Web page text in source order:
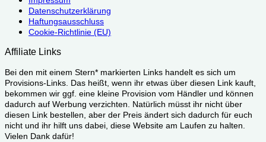
Datenschutzerklärung
Haftungsausschluss
Cookie-Richtlinie (EU)
Affiliate Links
Bei den mit einem Stern* markierten Links handelt es sich um
Provisions-Links. Das heißt, wenn ihr etwas über diesen Link kauft,
bekommen wir ggf. eine kleine Provision vom Händler und können
dadurch auf Werbung verzichten. Natürlich müsst ihr nicht über
diesen Link bestellen, aber der Preis ändert sich dadurch für euch
nicht und ihr hilft uns dabei, diese Website am Laufen zu halten.
Vielen Dank dafür!